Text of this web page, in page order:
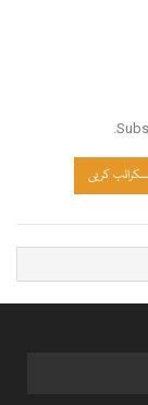
کریں